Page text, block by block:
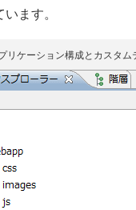
ます。
ケーション構成とカスタム